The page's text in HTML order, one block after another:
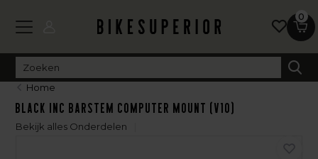
0
Home
Black Inc Barstem Computer Mount (V10)
Bekijk alles Onderdelen